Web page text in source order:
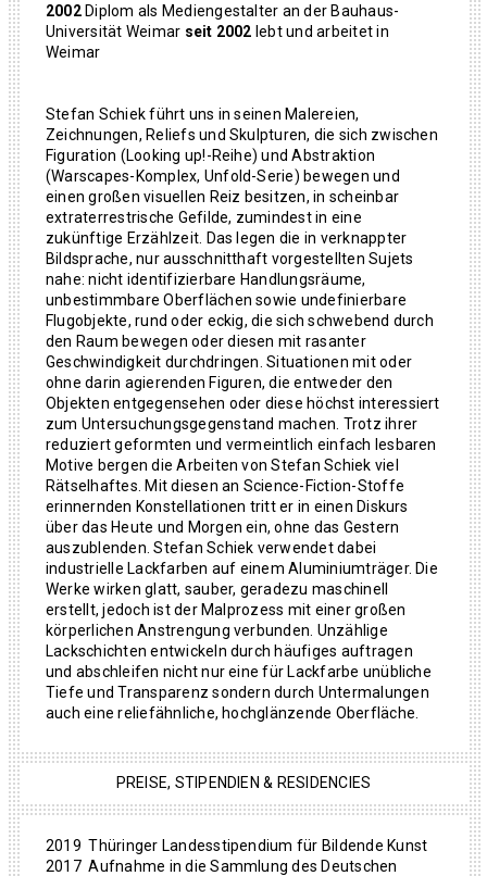
2002Diplom als Mediengestalter an der Bauhaus-
Universität Weimar seit 2002 lebt und arbeitet in
Weimar
Stefan Schiek führt uns in seinen Malereien,
Zeichnungen, Reliefs und Skulpturen, die sich zwischen
Figuration (Looking up!-Reihe) und Abstraktion
(Warscapes-Komplex, Unfold-Serie) bewegen und
einen großen visuellen Reiz besitzen, in scheinbar
extraterrestrische Gefilde, zumindest in eine
zukünftige Erzählzeit. Das legen die in verknappter
Bildsprache, nur ausschnitthaft vorgestellten Sujets
nahe: nicht identifizierbare Handlungsräume,
unbestimmbare Oberflächen sowie undefinierbare
Flugobjekte, rund oder eckig, die sich schwebend durch
den Raum bewegen oder diesen mit rasanter
Geschwindigkeit durchdringen. Situationen mit oder
ohne darin agierenden Figuren, die entweder den
Objekten entgegensehen oder diese höchst interessiert
zum Untersuchungsgegenstand machen. Trotz ihrer
reduziert geformten und vermeintlich einfach lesbaren
Motive bergen die Arbeiten von Stefan Schiek viel
Rätselhaftes. Mit diesen an Science-Fiction-Stoffe
erinnernden Konstellationen tritt er in einen Diskurs
über das Heute und Morgen ein, ohne das Gestern
auszublenden. Stefan Schiek verwendet dabei
industrielle Lackfarben auf einem Aluminiumträger. Die
Werke wirken glatt, sauber, geradezu maschinell
erstellt, jedoch ist der Malprozess mit einer großen
körperlichen Anstrengung verbunden. Unzählige
Lackschichten entwickeln durch häufiges auftragen
und abschleifen nicht nur eine für Lackfarbe unübliche
Tiefe und Transparenz sondern durch Untermalungen
auch eine reliefähnliche, hochglänzende Oberfläche.
PREISE, STIPENDIEN & RESIDENCIES
2019 Thüringer Landesstipendium für Bildende Kunst
2017 Aufnahme in die Sammlung des Deutschen